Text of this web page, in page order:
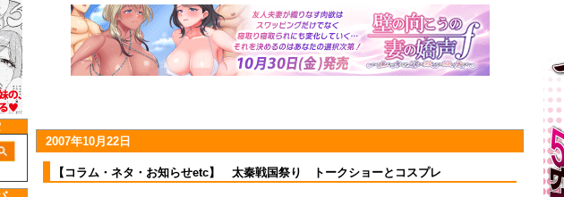
2007年10月22日
【コラム・ネタ・お知らせetc】 太秦戦国祭り トークショーとコスプレ